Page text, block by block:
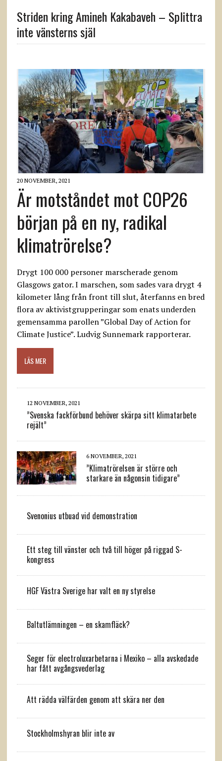
Striden kring Amineh Kakabaveh – Splittra
inte vänsterns själ
20 NOVEMBER, 2021
Är motståndet mot COP26
början på en ny, radikal
klimatrörelse?
Drygt 100 000 personer marscherade genom
Glasgows gator. I marschen, som sades vara drygt 4
kilometer lång från front till slut, återfanns en bred
flora av aktivistgrupperingar som enats underden
gemensamma parollen ”Global Day of Action for
Climate Justice”. Ludvig Sunnemark rapporterar.
LÄS MER
12 NOVEMBER, 2021
”Svenska fackförbund behöver skärpa sitt klimatarbete
rejält”
6 NOVEMBER, 2021
”Klimatrörelsen är större och
starkare än någonsin tidigare”
Svenonius utbuad vid demonstration
Ett steg till vänster och två till höger på riggad S-
kongress
HGF Västra Sverige har valt en ny styrelse
Baltutlämningen – en skamfläck?
Seger för electroluxarbetarna i Mexiko – alla avskedade
har fått avgångsvederlag
Att rädda välfärden genom att skära ner den
Stockholmshyran blir inte av